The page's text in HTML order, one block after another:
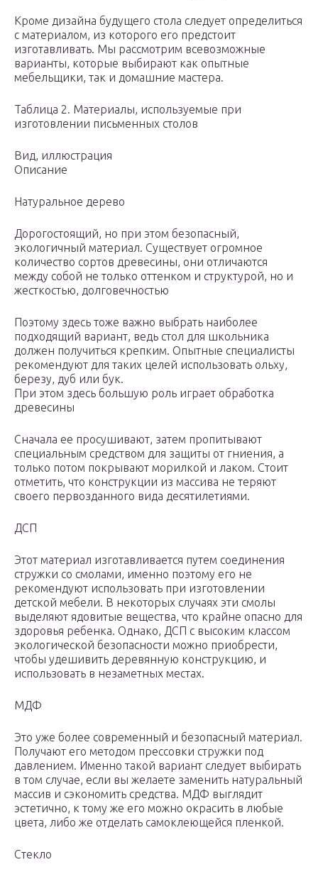
Кроме дизайна будущего стола следует определиться
с материалом, из которого его предстоит
изготавливать. Мы рассмотрим всевозможные
варианты, которые выбирают как опытные
мебельщики, так и домашние мастера.
Таблица 2. Материалы, используемые при
изготовлении письменных столов
Вид, иллюстрация
Описание
Натуральное дерево
Дорогостоящий, но при этом безопасный,
экологичный материал. Существует огромное
количество сортов древесины, они отличаются
между собой не только оттенком и структурой, но и
жесткостью, долговечностью
Поэтому здесь тоже важно выбрать наиболее
подходящий вариант, ведь стол для школьника
должен получиться крепким. Опытные специалисты
рекомендуют для таких целей использовать ольху,
березу, дуб или бук.
При этом здесь большую роль играет обработка
древесины
Сначала ее просушивают, затем пропитывают
специальным средством для защиты от гниения, а
только потом покрывают морилкой и лаком. Стоит
отметить, что конструкции из массива не теряют
своего первозданного вида десятилетиями.
ДСП
Этот материал изготавливается путем соединения
стружки со смолами, именно поэтому его не
рекомендуют использовать при изготовлении
детской мебели. В некоторых случаях эти смолы
выделяют ядовитые вещества, что крайне опасно для
здоровья ребенка. Однако, ДСП с высоким классом
экологической безопасности можно приобрести,
чтобы удешивить деревянную конструкцию, и
использовать в незаметных местах.
МДФ
Это уже более современный и безопасный материал.
Получают его методом прессовки стружки под
давлением. Именно такой вариант следует выбирать
в том случае, если вы желаете заменить натуральный
массив и сэкономить средства. МДФ выглядит
эстетично, к тому же его можно окрасить в любые
цвета, либо же отделать самоклеющейся пленкой.
Стекло